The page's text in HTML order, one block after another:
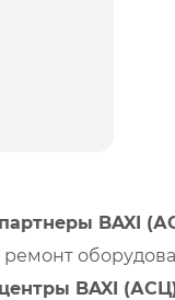
BAXI
BAXI